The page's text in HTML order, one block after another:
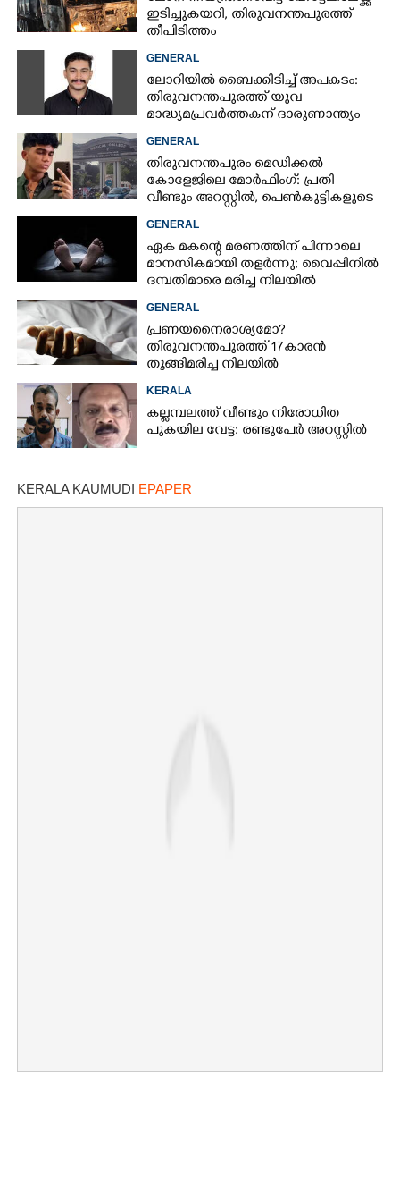
ഇടിച്ചുകയറി, തിരുവനന്തപുരത്ത്
തീപിടിത്തം
GENERAL
ലോറിയിൽ ബൈക്കിടിച്ച് അപകടം:
തിരുവനന്തപുരത്ത് യുവ
മാദ്ധ്യമപ്രവർത്തകന് ദാരുണാന്ത്യം
GENERAL
തിരുവനന്തപുരം മെഡിക്കൽ
കോളേജിലെ മോർഫിംഗ്: പ്രതി
വീണ്ടും അറസ്റ്റിൽ, പെൺകുട്ടികളുടെ
ചിത്രങ്ങളെടുത്തത് ഇൻസ്റ്റഗ്രാമിൽ
നിന്ന്
GENERAL
ഏക മകന്റെ മരണത്തിന് പിന്നാലെ
മാനസികമായി തളർന്നു; വൈപ്പിനിൽ
ദമ്പതിമാരെ മരിച്ച നിലയിൽ
കണ്ടെത്തി
GENERAL
പ്രണയനെെരാശ്യമോ?
തിരുവനന്തപുരത്ത് 17കാരൻ
തൂങ്ങിമരിച്ച നിലയിൽ
KERALA
കല്ലമ്പലത്ത് വീണ്ടും നിരോധിത
പുകയില വേട്ട: രണ്ടുപേർ അറസ്റ്റിൽ
KERALA KAUMUDI EPAPER